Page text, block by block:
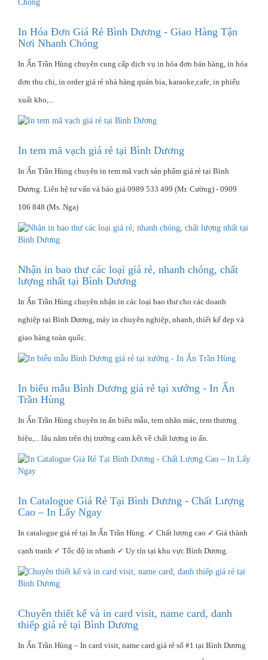
In Hóa Đơn Giá Rẻ Bình Dương - Giao Hàng Tận
Nơi Nhanh Chóng
In Ấn Trần Hùng chuyên cung cấp dịch vụ in hóa đơn bán hàng, in hóa
đơn thu chi, in order giá rẻ nhà hàng quán bia, karaoke,cafe, in phiếu
xuất kho,...
In tem mã vạch giá rẻ tại Bình Dương
In Ấn Trần Hùng chuyên in tem mã vạch sản phẩm giá rẻ tại Bình
Dương. Liên hệ tư vấn và báo giá 0989 533 499 (Mr. Cường) - 0909
106 848 (Ms. Nga)
Nhận in bao thư các loại giá rẻ, nhanh chóng, chất
lượng nhất tại Bình Dương
In Ấn Trần Hùng chuyên nhận in các loại bao thư cho các doanh
nghiệp tại Bình Dương, máy in chuyên nghiệp, nhanh, thiết kế đẹp và
giao hàng toàn quốc.
In biểu mẫu Bình Dương giá rẻ tại xưởng - In Ấn
Trần Hùng
In Ấn Trần Hùng chuyên in ấn biểu mẫu, tem nhãn mác, tem thương
hiệu,... lâu năm trên thị trường cam kết về chất lượng in ấn.
In Catalogue Giá Rẻ Tại Bình Dương - Chất Lượng
Cao – In Lấy Ngay
In catalogue giá rẻ tại In Ấn Trần Hùng. ✓ Chất lượng cao ✓ Giá thành
cạnh tranh ✓ Tốc độ in nhanh ✓ Uy tín tại khu vực Bình Dương.
Chuyên thiết kế và in card visit, name card, danh
thiếp giá rẻ tại Bình Dương
In Ấn Trần Hùng – In card visit, name card giá rẻ số #1 tại Bình Dương